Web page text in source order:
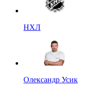
НХЛ
Олександр Усик